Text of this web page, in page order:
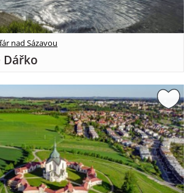
nad Sázavou
Dářko